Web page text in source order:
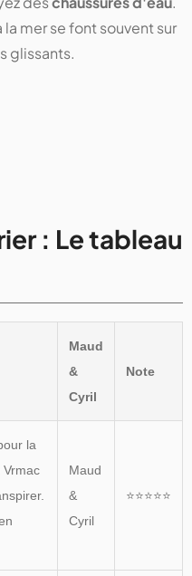
la mer se font souvent sur
glissants.
: Le tableau
Maud
&
Cyril
Note
la
Vrmac
Maud
&
Cyril
⭐⭐⭐⭐⭐